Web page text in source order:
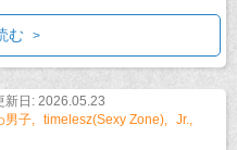
む
新日: 2026.05.23
男子
timelesz(Sexy Zone)
Jr.